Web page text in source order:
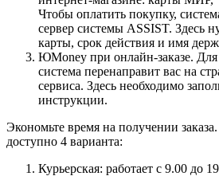
Чтобы оплатить покупку,
сервер системы ASSIST. Здесь
карты, срок действия и имя
ЮMoney при онлайн-заказе.
система перенаправит вас на
сервиса. Здесь необходимо
инструкции.
Экономьте время на получении
доступно 4 варианта:
Курьерская: работает с 9.00 до